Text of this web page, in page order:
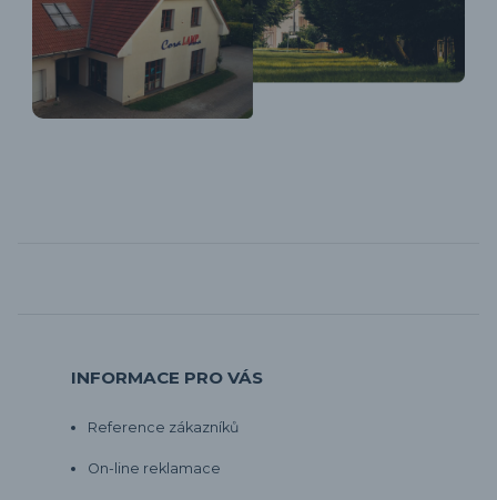
INFORMACE PRO VÁS
Reference zákazníků
On-line reklamace